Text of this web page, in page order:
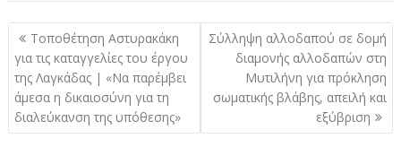
Πλοήγηση
άρθρων
Τοποθέτηση Αστυρακάκη
για τις καταγγελίες του έργου
της Λαγκάδας | «Να παρέμβει
άμεσα η δικαιοσύνη για τη
διαλεύκανση της υπόθεσης»
Σύλληψη αλλοδαπού σε δομή
διαμονής αλλοδαπών στη
Μυτιλήνη για πρόκληση
σωματικής βλάβης, απειλή και
εξύβριση